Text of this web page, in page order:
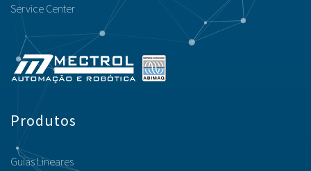
Service Center
Produtos
Guias Lineares